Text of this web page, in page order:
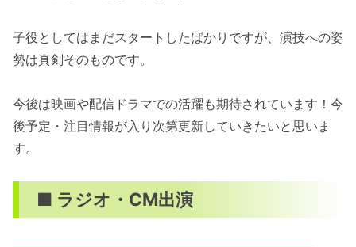
子役としてはまだスタートしたばかりですが、演技への姿
勢は真剣そのものです。
今後は映画や配信ドラマでの活躍も期待されています！今
後予定・注目情報が入り次第更新していきたいと思いま
す。
■ ラジオ・CM出演